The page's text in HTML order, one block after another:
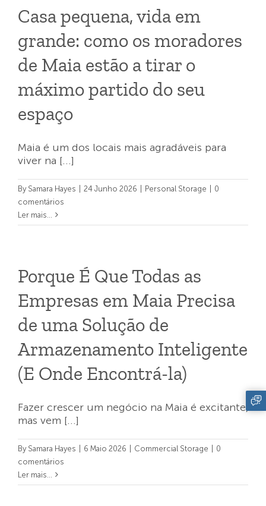
Casa pequena, vida em
grande: como os moradores
de Maia estão a tirar o
máximo partido do seu
espaço
Maia é um dos locais mais agradáveis para
viver na [...]
By Samara Hayes 24 Junho 2026 Personal Storage
0
comentários
Ler mais...
Porque É Que Todas as
Empresas em Maia Precisa
de uma Solução de
Armazenamento Inteligente
(E Onde Encontrá-la)
Fazer crescer um negócio na Maia é excitante,
mas vem [...]
By Samara Hayes 6 Maio 2026 Commercial Storage
0
comentários
Ler mais...